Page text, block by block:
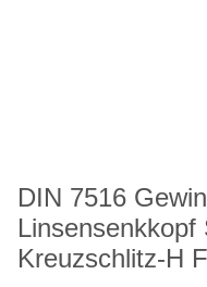
DIN 7516
Linsensenkkopf
Kreuzschlitz-H